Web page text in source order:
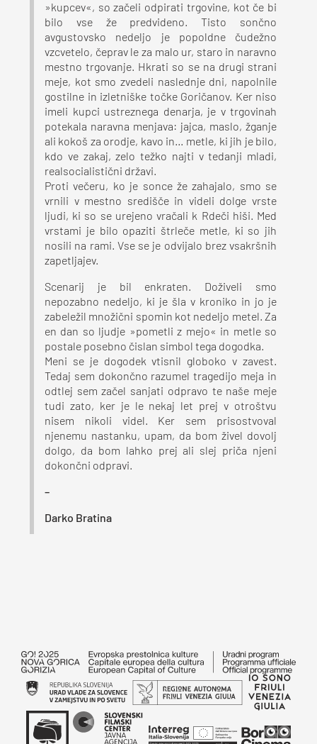
»kupcev«, so začeli odpirati trgovine, kot če bi
bilo vse že predvideno. Tisto sončno
avgustovsko nedeljo je popoldne čudežno
vzcvetelo, čeprav le za malo ur, staro in naravno
mestno trgovanje. Hkrati so se na drugi strani
meje, kot smo zvedeli naslednje dni, napolnile
gostilne in izletniške točke Goričanov. Ker niso
imeli kupci ustreznega denarja, je v trgovinah
potekala naravna menjava: jajca, maslo, žganje
ali kokoš za orodje, kavo in… metle, ki jih je bilo,
kdo ve zakaj, zelo težko najti v tedanji mladi,
realsocialistični državi.
Proti večeru, ko je sonce že zahajalo, smo se
vrnili v mestno središče in videli dolge vrste
ljudi, ki so se urejeno vračali k Rdeči hiši. Med
vrstami je bilo opaziti štrleče metle, ki so jih
nosili na rami. Vse se je odvijalo brez vsakršnih
zapetljajev.
Scenarij je bil enkraten. Doživeli smo
nepozabno nedeljo, ki je šla v kroniko in jo je
zabeležil množični spomin kot nedeljo metel. Za
en dan so ljudje »pometli z mejo« in metle so
postale posebno čislan simbol tega dogodka.
Meni se je dogodek vtisnil globoko v zavest.
Tedaj sem dokončno razumel tragedijo meja in
odtlej sem začel sanjati odpravo te naše meje
tudi zato, ker je le nekaj let prej v otroštvu
nisem nikoli videl. Ker sem prisostvoval
njenemu nastanku, upam, da bom živel dovolj
dolgo, da bom lahko prej ali slej priča njeni
dokončni odpravi.
–
Darko Bratina